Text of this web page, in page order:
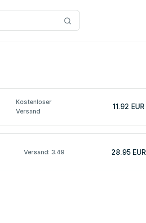
Kostenloser
Versand
11.92 EUR
Versand: 3.49 28.95 EUR